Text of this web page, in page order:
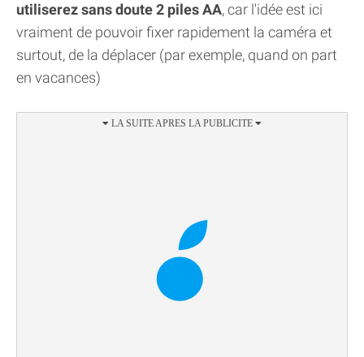
utiliserez sans doute 2 piles AA, car l'idée est ici
vraiment de pouvoir fixer rapidement la caméra et
surtout, de la déplacer (par exemple, quand on part
en vacances)